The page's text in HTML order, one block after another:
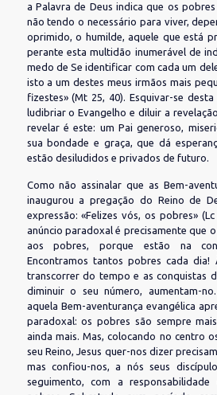
a Palavra de Deus indica que os
não tendo o necessário para viver,
oprimido, o humilde, aquele que está
perante esta multidão inumerável de
medo de Se identificar com cada um
isto a um destes meus irmãos mais
fizestes» (Mt 25, 40). Esquivar-se
ludibriar o Evangelho e diluir a
revelar é este: um Pai generoso,
sua bondade e graça, que dá
estão desiludidos e privados de futuro.
Como não assinalar que as Bem-
inaugurou a pregação do Reino de
expressão: «Felizes vós, os pobres»
anúncio paradoxal é precisamente que
aos pobres, porque estão na
Encontramos tantos pobres cada dia!
transcorrer do tempo e as conquistas
diminuir o seu número, aumentam-
aquela Bem-aventurança evangélica
paradoxal: os pobres são sempre
ainda mais. Mas, colocando no centro
seu Reino, Jesus quer-nos dizer
mas confiou-nos, a nós seus
seguimento, com a